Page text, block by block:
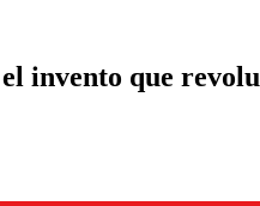
invento que